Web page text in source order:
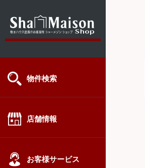
物件検索
店舗情報
お客様サービス